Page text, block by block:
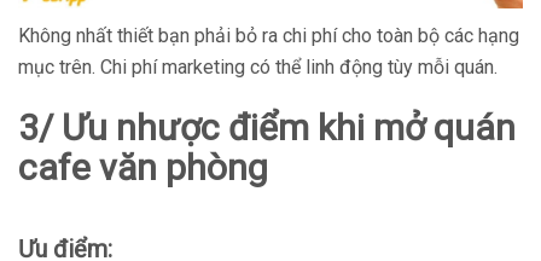
Không nhất thiết bạn phải bỏ ra chi phí cho toàn bộ các hạng
mục trên. Chi phí marketing có thể linh động tùy mỗi quán.
3/ Ưu nhược điểm khi mở quán
cafe văn phòng
Ưu điểm: